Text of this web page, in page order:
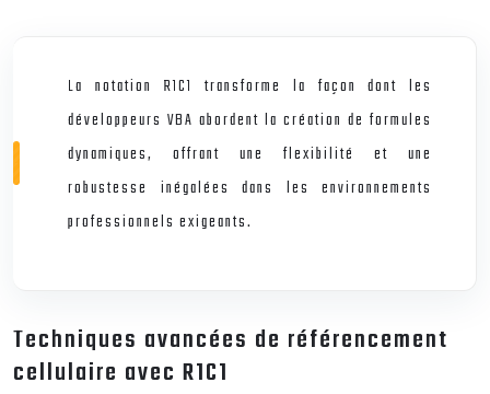
La notation R1C1 transforme la façon dont les
développeurs VBA abordent la création de formules
dynamiques, offrant une flexibilité et une
robustesse inégalées dans les environnements
professionnels exigeants.
Techniques avancées de référencement
cellulaire avec R1C1